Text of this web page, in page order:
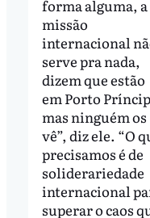
forma alguma, a
missão
internacional
serve pra nada,
dizem que estão
em Porto
mas ninguém os
vê”, diz ele. “O
precisamos é de
soliderariedade
internacional
superar o caos